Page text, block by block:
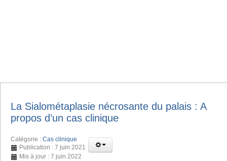
La Sialométaplasie nécrosante du palais : A
propos d’un cas clinique
Catégorie : Cas clinique
Publication : 7 juin 2021
Mis à jour : 7 juin 2022